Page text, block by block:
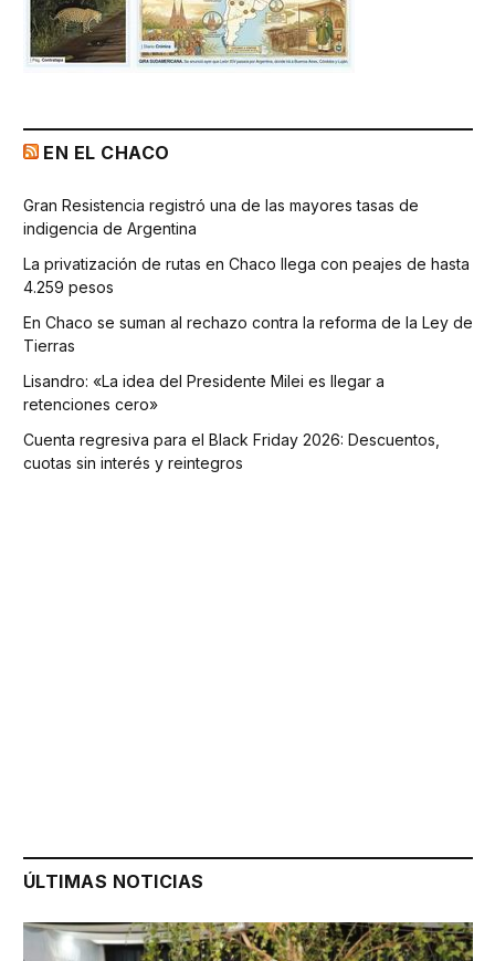
EN EL CHACO
Gran Resistencia registró una de las mayores tasas de
indigencia de Argentina
La privatización de rutas en Chaco llega con peajes de hasta
4.259 pesos
En Chaco se suman al rechazo contra la reforma de la Ley de
Tierras
Lisandro: «La idea del Presidente Milei es llegar a
retenciones cero»
Cuenta regresiva para el Black Friday 2026: Descuentos,
cuotas sin interés y reintegros
ÚLTIMAS NOTICIAS